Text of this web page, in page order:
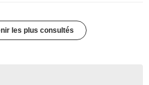
les plus consultés